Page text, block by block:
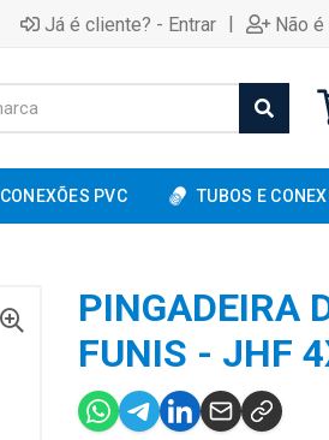
Já é cliente? - Entrar | Não
PVC TUBOS E
PINGADEIRA
FUNIS - JHF